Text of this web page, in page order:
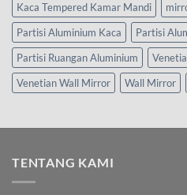
Kaca Tempered Kamar Mandi
Partisi Aluminium Kaca
Partisi
Partisi Ruangan Aluminium
Venetian Wall Mirror
Wall Mirror
TENTANG KAMI